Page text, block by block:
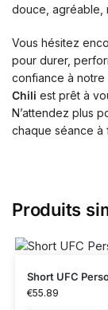
douce, agréable,
Vous hésitez
pour durer,
confiance à notre
Chili est prêt à
N’attendez plus
chaque séance à
Produits
Short UFC
€55.89